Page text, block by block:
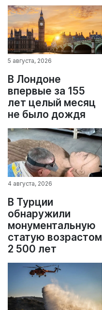
5 августа, 2026
В Лондоне
впервые за 155
лет целый месяц
не было дождя
4 августа, 2026
В Турции
обнаружили
монументальную
статую возрастом
2 500 лет